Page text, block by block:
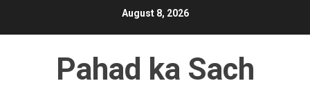
August 8, 2026
Pahad ka Sach